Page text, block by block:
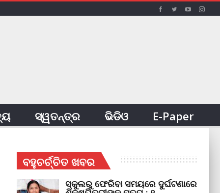
ସ୍ୱତନ୍ତ୍ର ଭିଡିଓ E-Paper
ବହୁଚର୍ଚ୍ଚିତ ଖବର
ସ୍କୁଲରୁ ଫେରିବା ସମୟରେ ଦୁର୍ଘଟଣାରେ